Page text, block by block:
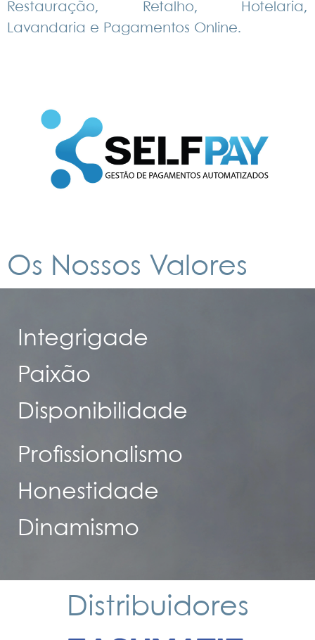
Restauração, Retalho, Hotelaria,
Lavandaria e Pagamentos Online.
Os Nossos Valores
Integrigade
Paixão
Disponibilidade
Profissionalismo
Honestidade
Dinamismo
Distribuidores